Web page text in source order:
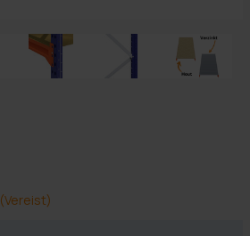
(Vereist)